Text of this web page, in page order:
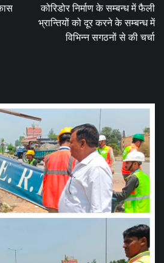
कोरिडोर निर्माण के सम्बन्ध में फैली
भ्रान्तियों को दूर करने के सम्बन्ध में
विभिन्न सगठनों से की चर्चा